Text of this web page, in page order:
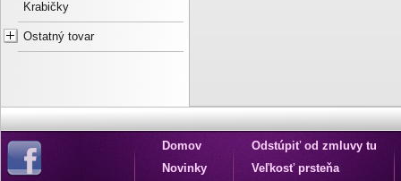
Krabičky
Ostatný tovar
Domov
Novinky
Odstúpiť od zmluvy tu
Veľkosť prsteňa